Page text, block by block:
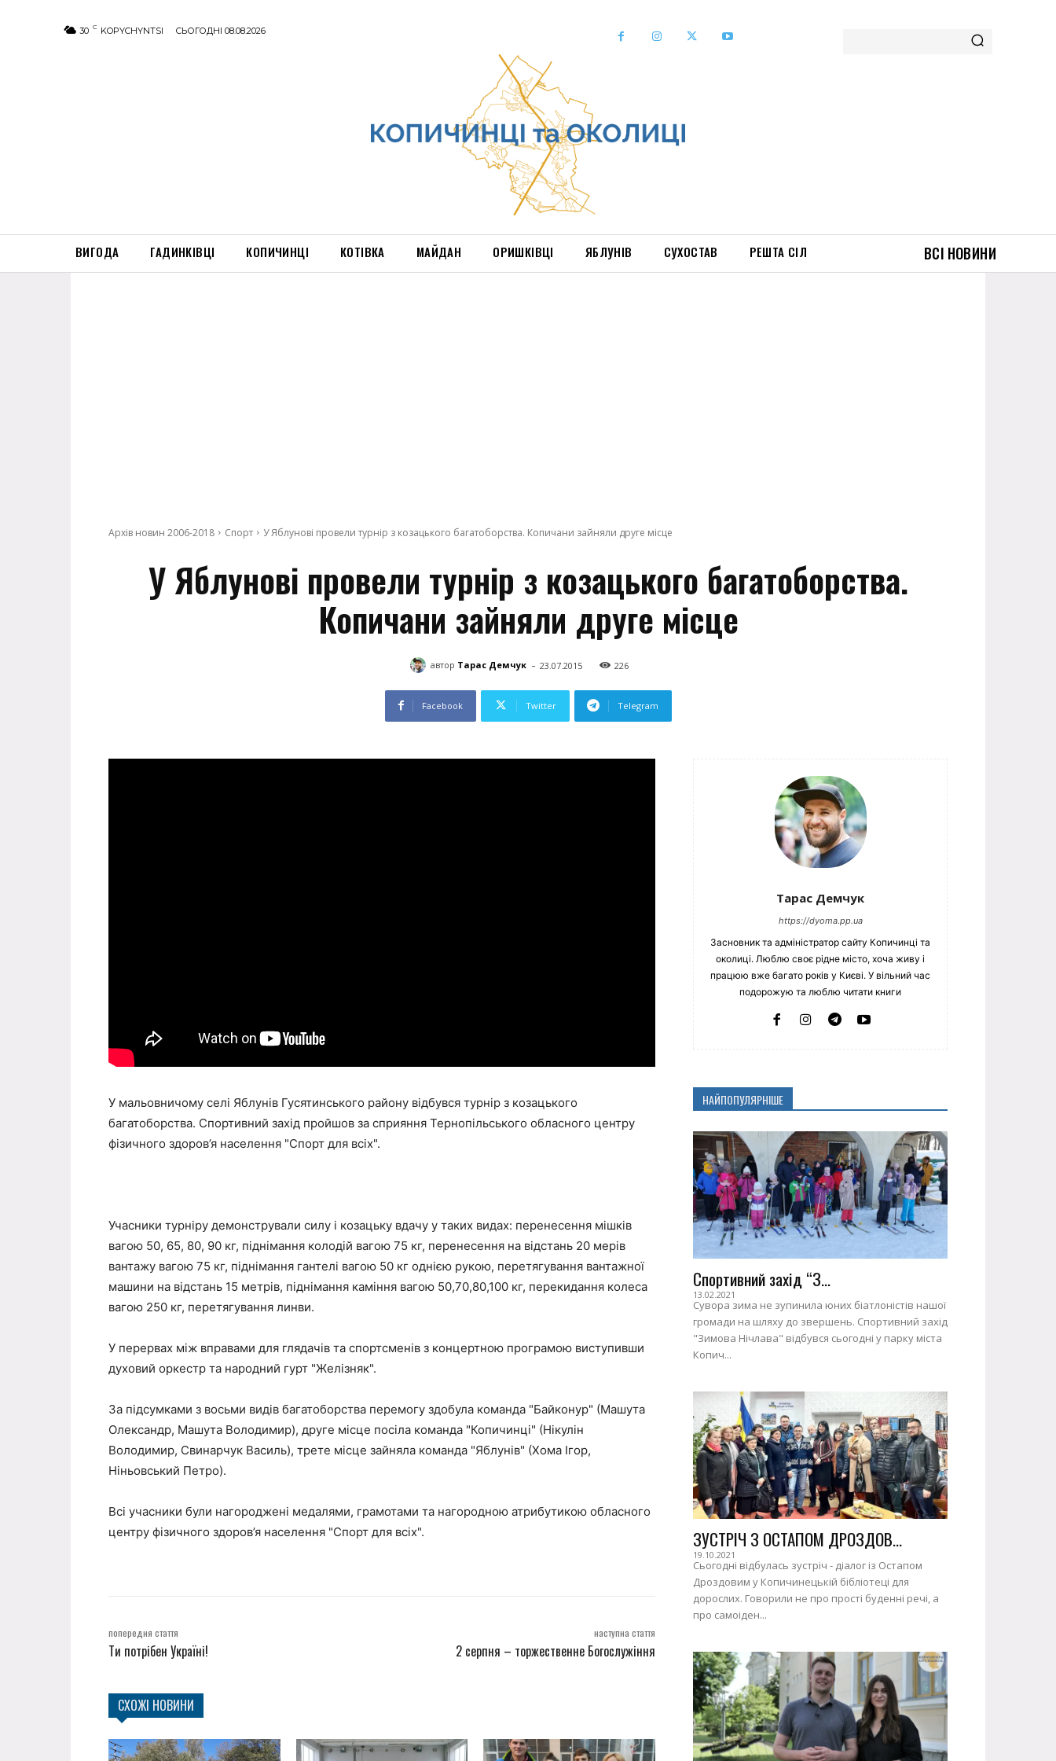
30 C KOPYCHYNTSI СЬОГОДНІ 08.08.2026
ВИГОДА ГАДИНКІВЦІ КОПИЧИНЦІ КОТІВКА МАЙДАН ОРИШКІВЦІ ЯБЛУНІВ СУХОСТАВ РЕШТА СІЛ ВСІ НОВИНИ
Архів новин 2006-2018 Спорт У Яблунові провели турнір з козацького багатоборства. Копичани зайняли друге місце
У Яблунові провели турнір з козацького багатоборства.
Копичани зайняли друге місце
автор Тарас Демчук - 23.07.2015 226
Facebook Twitter Telegram
У мальовничому селі Яблунів Гусятинського району відбувся турнір з козацького
багатоборства. Спортивний захід пройшов за сприяння Тернопільського обласного центру
фізичного здоров’я населення "Спорт для всіх".
Учасники турніру демонстрували силу і козацьку вдачу у таких видах: перенесення мішків
вагою 50, 65, 80, 90 кг, піднімання колодій вагою 75 кг, перенесення на відстань 20 мерів
вантажу вагою 75 кг, піднімання гантелі вагою 50 кг однією рукою, перетягування вантажної
машини на відстань 15 метрів, піднімання каміння вагою 50,70,80,100 кг, перекидання колеса
вагою 250 кг, перетягування линви.
У перервах між вправами для глядачів та спортсменів з концертною програмою виступивши
духовий оркестр та народний гурт "Желізняк".
За підсумками з восьми видів багатоборства перемогу здобула команда "Байконур" (Машута
Олександр, Машута Володимир), друге місце посіла команда "Копичинці" (Нікулін
Володимир, Свинарчук Василь), трете місце зайняла команда "Яблунів" (Хома Ігор,
Ніньовський Петро).
Всі учасники були нагороджені медалями, грамотами та нагородною атрибутикою обласного
центру фізичного здоров’я населення "Спорт для всіх".
попередня стаття
Ти потрібен Україні!
наступна стаття
2 серпня – торжественне Богослужіння
СХОЖІ НОВИНИ
Тарас Демчук
https://dyoma.pp.ua
Засновник та адміністратор сайту Копичинці та
околиці. Люблю своє рідне місто, хоча живу і
працюю вже багато років у Києві. У вільний час
подорожую та люблю читати книги
НАЙПОПУЛЯРНІШЕ
Спортивний захід “З...
13.02.2021
Сувора зима не зупинила юних біатлоністів нашої
громади на шляху до звершень. Спортивний захід
"Зимова Нічлава" відбувся сьогодні у парку міста
Копич...
ЗУСТРІЧ З ОСТАПОМ ДРОЗДОВ...
19.10.2021
Сьогодні відбулась зустріч - діалог із Остапом
Дроздовим у Копичинецькій бібліотеці для
дорослих. Говорили не про прості буденні речі, а
про самоіден...